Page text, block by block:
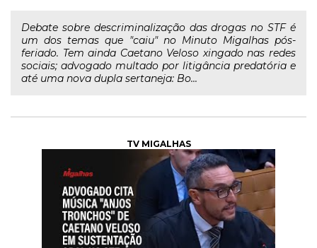
Debate sobre descriminalização das drogas no STF é
um dos temas que "caiu" no Minuto Migalhas pós-
feriado. Tem ainda Caetano Veloso xingado nas redes
sociais; advogado multado por litigância predatória e
até uma nova dupla sertaneja: Bo...
TV MIGALHAS